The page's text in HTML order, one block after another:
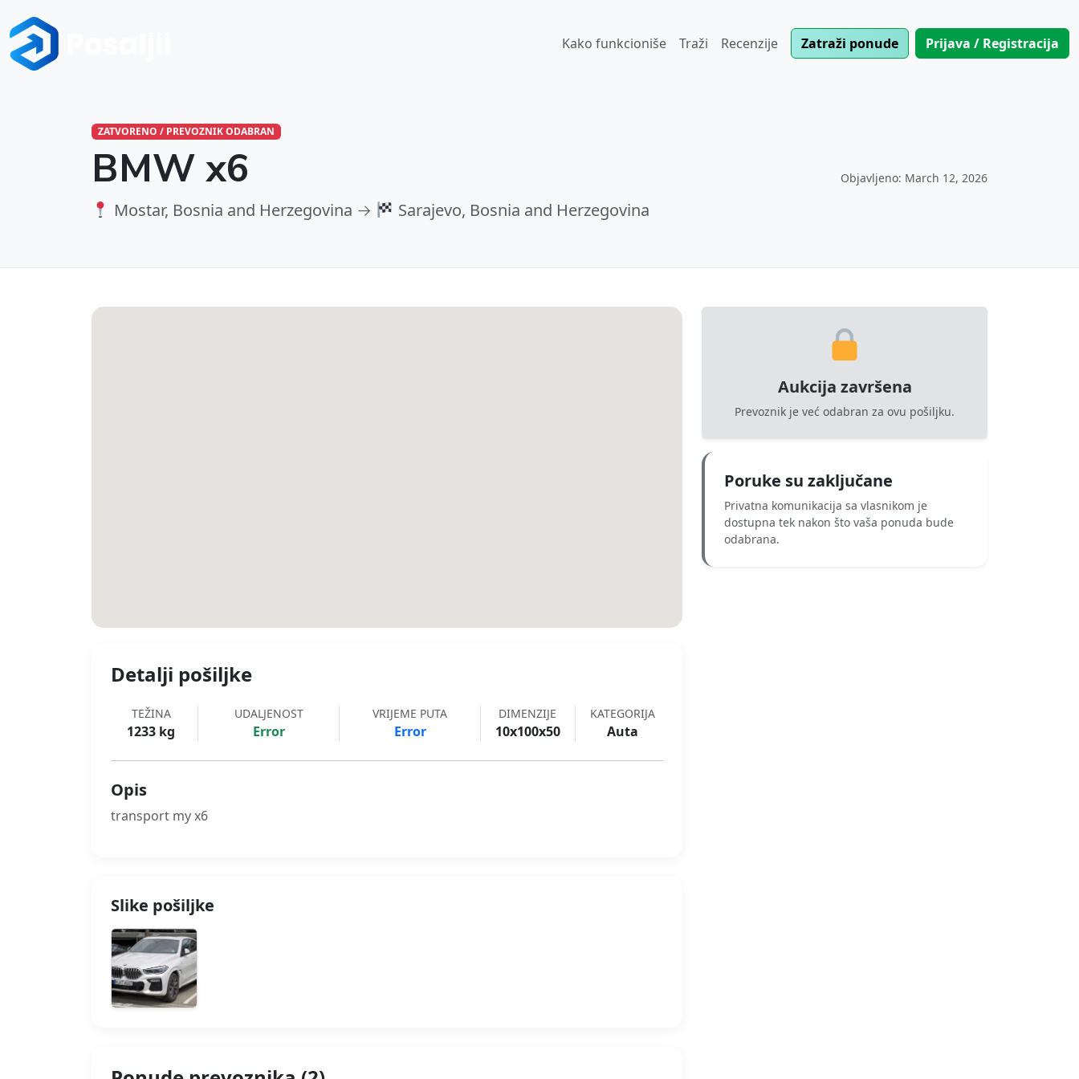
Kako funkcioniše Traži Recenzije Zatraži ponude Prijava / Registracija
ZATVORENO / PREVOZNIK ODABRAN
BMW x6
Mostar, Bosnia and Herzegovina → Sarajevo, Bosnia and Herzegovina
Objavljeno: March 12, 2026
Detalji pošiljke
TEŽINA
1233 kg
UDALJENOST
Error
VRIJEME PUTA
Error
DIMENZIJE
10x100x50
KATEGORIJA
Auta
Opis
transport my x6
Slike pošiljke
Aukcija završena
Prevoznik je već odabran za ovu pošiljku.
Poruke su zaključane
Privatna komunikacija sa vlasnikom je
dostupna tek nakon što vaša ponuda bude
odabrana.